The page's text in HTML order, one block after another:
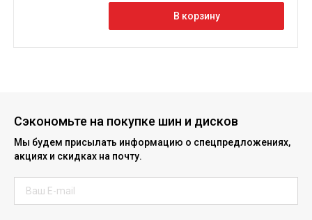
В корзину
Сэкономьте на покупке шин и дисков
Мы будем присылать информацию о спецпредложениях,
акциях и скидках на почту.